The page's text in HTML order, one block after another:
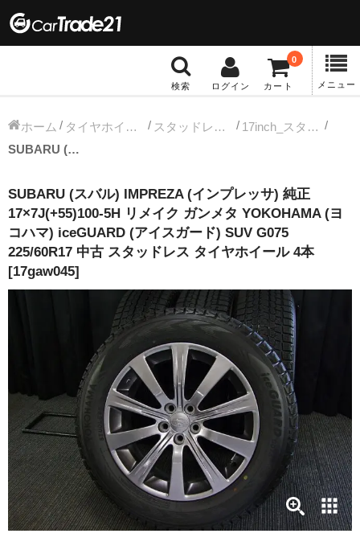
検索 ログイン カート
0
メニュー
冬タイヤホイール
13インチ：冬タイヤホイール
14インチ：冬タイヤホイール
15インチ：冬タイヤホイール
16インチ：冬タイヤホイール
17インチ：冬タイヤホイール
18インチ：冬タイヤホイール
19インチ：冬タイヤホイール
20インチ：冬タイヤホイール
夏タイヤホイール
ホーム タイヤホイールセット スタッドレス中古タイヤホイール
17inch_スタッドレス中古タイヤホイール
SUBARU (スバル) IMPREZA (インプレッサ) 純正 17×7J(+55)100-5H リメイク ガンメタ YOKOHAMA (ヨコハマ) iceGUARD (アイスガード) SUV G075 225/60R17 中古 スタッドレス タイヤホイール 4本 [17gaw045]
SUBARU (スバル) IMPREZA (インプレッサ) 純正
17×7J(+55)100-5H リメイク ガンメタ YOKOHAMA (ヨ
コハマ) iceGUARD (アイスガード) SUV G075
225/60R17 中古 スタッドレス タイヤホイール 4本
[17gaw045]